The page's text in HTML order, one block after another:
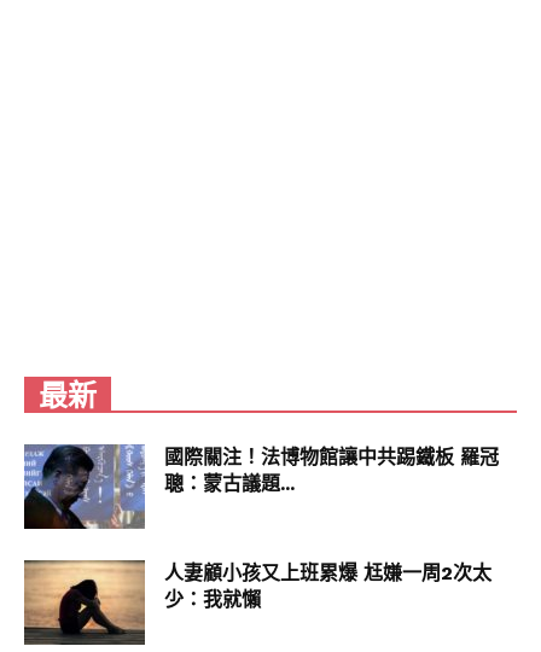
M佬選擇：雞扒、滑牛肉、滷水雞翼酸辣米線
米線保持住熱辣辣，夠熱嘅米線真係會更加好味
㗎！呢碗米線嘅份量好多，就算好似M佬咁大食，
都覺得勁滿足！至於湯底就揀咗酸辣，酸同辣嘅比
最新
國際關注！法博物館讓中共踢鐵板 羅冠
聰：蒙古議題...
人妻顧小孩又上班累爆 尪嫌一周2次太
少：我就懶